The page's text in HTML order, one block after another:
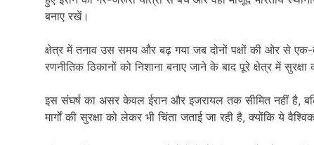
बनाए रखें।
क्षेत्र में तनाव उस समय और बढ़ गया जब दोनों पक्षों की ओर से
रणनीतिक ठिकानों को निशाना बनाए जाने के बाद पूरे क्षेत्र में
इस संघर्ष का असर केवल ईरान और इजरायल तक सीमित नहीं है,
मार्गों की सुरक्षा को लेकर भी चिंता जताई जा रही है, क्योंकि ये